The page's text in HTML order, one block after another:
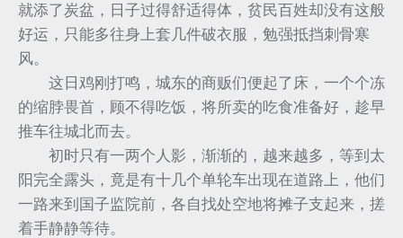
就添了炭盆，日子过得舒适得体，贫民百姓却没有这般
好运，只能多往身上套几件破衣服，勉强抵挡刺骨寒
风。
这日鸡刚打鸣，城东的商贩们便起了床，一个个冻
的缩脖畏首，顾不得吃饭，将所卖的吃食准备好，趁早
推车往城北而去。
初时只有一两个人影，渐渐的，越来越多，等到太
阳完全露头，竟是有十几个单轮车出现在道路上，他们
一路来到国子监院前，各自找处空地将摊子支起来，搓
着手静静等待。